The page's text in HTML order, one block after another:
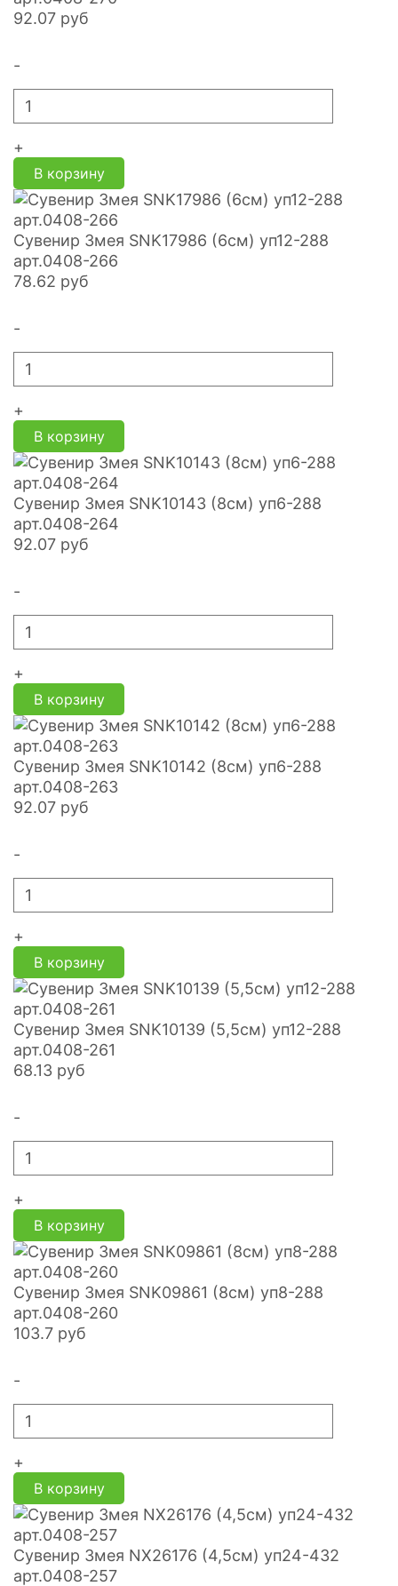
92.07 руб
-
+
В корзину
Сувенир Змея SNK17986 (6см) уп12-288
арт.0408-266
78.62 руб
-
+
В корзину
Сувенир Змея SNK10143 (8см) уп6-288
арт.0408-264
92.07 руб
-
+
В корзину
Сувенир Змея SNK10142 (8см) уп6-288
арт.0408-263
92.07 руб
-
+
В корзину
Сувенир Змея SNK10139 (5,5см) уп12-288
арт.0408-261
68.13 руб
-
+
В корзину
Сувенир Змея SNK09861 (8см) уп8-288
арт.0408-260
103.7 руб
-
+
В корзину
Сувенир Змея NX26176 (4,5см) уп24-432
арт.0408-257